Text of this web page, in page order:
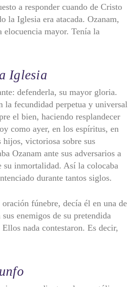
a responder cuando de Cristo
la Iglesia era atacada. Ozanam,
elocuencia mayor. Tenía la
Iglesia
defenderla, su mayor gloria.
fecundidad perpetua y universal
el bien, haciendo resplandecer
como ayer, en los espíritus, en
hijos, victoriosa sobre sus
Ozanam ante sus adversarios a
su inmortalidad. Así la colocaba
durante tantos siglos.
fúnebre, decía él en una de
enemigos de su pretendida
nada contestaron. Es decir,